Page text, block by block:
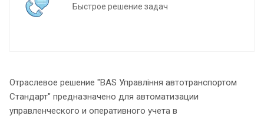
Быстрое решение задач
Отраслевое решение "BAS Управління автотранспортом
Стандарт" предназначено для автоматизации
управленческого и оперативного учета в